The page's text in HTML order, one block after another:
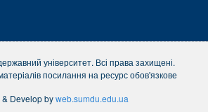
університет. Всі права захищені.
посилання на ресурс обов'язкове
Develop byweb.sumdu.edu.ua